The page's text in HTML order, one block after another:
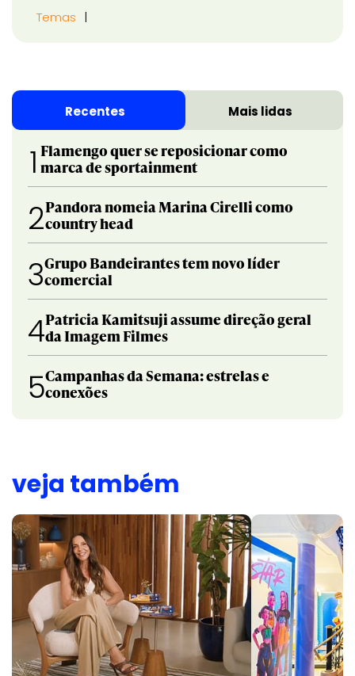
Temas
Recentes Mais lidas
1 Flamengo quer se reposicionar como
marca de sportainment
2Pandora nomeia Marina Cirelli como
country head
3Grupo Bandeirantes tem novo líder
comercial
4Patricia Kamitsuji assume direção geral
da Imagem Filmes
5Campanhas da Semana: estrelas e
conexões
veja também